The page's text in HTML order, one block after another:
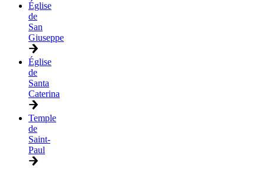
Église
de
San
Giuseppe
Église
de
Santa
Caterina
Temple
de
Saint-
Paul